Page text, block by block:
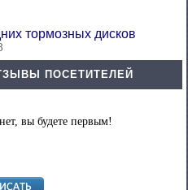
тормозных дисков
ПОСЕТИТЕЛЕЙ
вы будете первым!